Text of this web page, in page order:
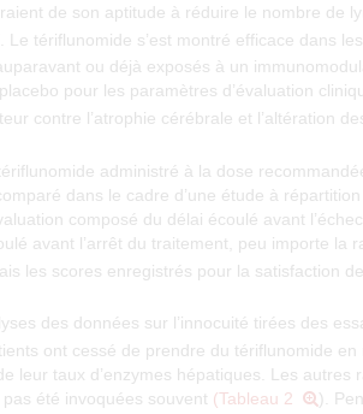
de son aptitude à réduire le nombre de
. Le tériflunomide s’est montré efficace dans
ou déjà exposés à un
pour les paramètres d’évaluation
contre l’atrophie cérébrale et l’altération
administré à la dose
dans le cadre d’une étude à
composé du délai écoulé avant
avant l’arrêt du traitement, peu importe la
les scores enregistrés pour la satisfaction
des données sur l’innocuité tirées des
ont cessé de prendre du tériflunomide en
leur taux d’enzymes hépatiques. Les
pas été invoquées souvent (Tableau 2
).